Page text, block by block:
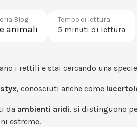
Blog
animali
Tempo di lettura
5 minuti di lettura
i rettili e stai cercando una
, conosciuti anche come
da ambienti aridi, si distinguono
estreme.